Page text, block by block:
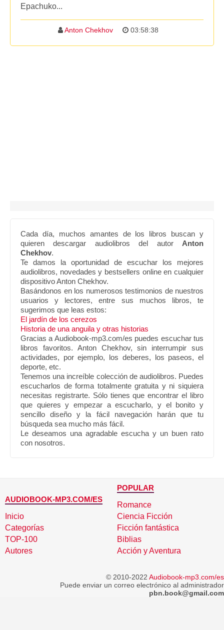
Epachuko...
Anton Chekhov 03:58:38
Cada día, muchos amantes de los libros buscan y
quieren descargar audiolibros del autor Anton
Chekhov.
Te damos la oportunidad de escuchar los mejores
audiolibros, novedades y bestsellers online en cualquier
dispositivo Anton Chekhov.
Basándonos en los numerosos testimonios de nuestros
usuarios y lectores, entre sus muchos libros, te
sugerimos que leas estos:
El jardín de los cerezos
Historia de una anguila y otras historias
Gracias a Audiobook-mp3.com/es puedes escuchar tus
libros favoritos. Anton Chekhov, sin interrumpir sus
actividades, por ejemplo, los deberes, los paseos, el
deporte, etc.
Tenemos una increíble colección de audiolibros. Puedes
escucharlos de forma totalmente gratuita y ni siquiera
necesitas registrarte. Sólo tienes que encontrar el libro
que quieres y empezar a escucharlo, y el bonito y
sencillo diseño y la fácil navegación harán que tu
búsqueda sea mucho más fácil.
Le deseamos una agradable escucha y un buen rato
con nosotros.
AUDIOBOOK-MP3.COM/ES
Inicio
Categorías
TOP-100
Autores
POPULAR
Romance
Ciencia Ficción
Ficción fantástica
Biblias
Acción y Aventura
© 2010-2022 Audiobook-mp3.com/es
Puede enviar un correo electrónico al administrador
pbn.book@gmail.com